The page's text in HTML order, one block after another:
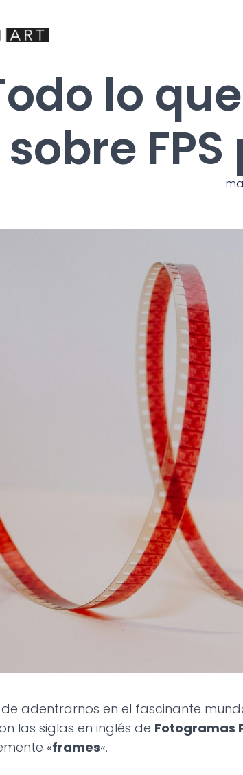
lo
sobre
adentrarnos en el fascinante
las siglas en inglés de Fotogramas
«frames«.